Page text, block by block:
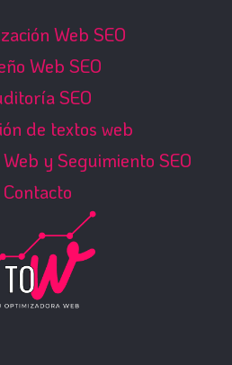
Web SEO
Web SEO
SEO
de textos web
y Seguimiento SEO
Contacto